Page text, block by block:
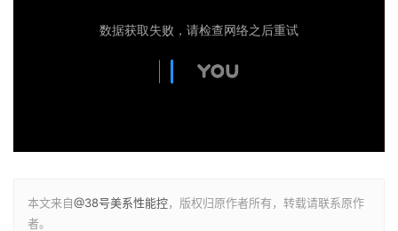
本文来自@38号美系性能控，版权归原作者所有，转载请联系原作
者。